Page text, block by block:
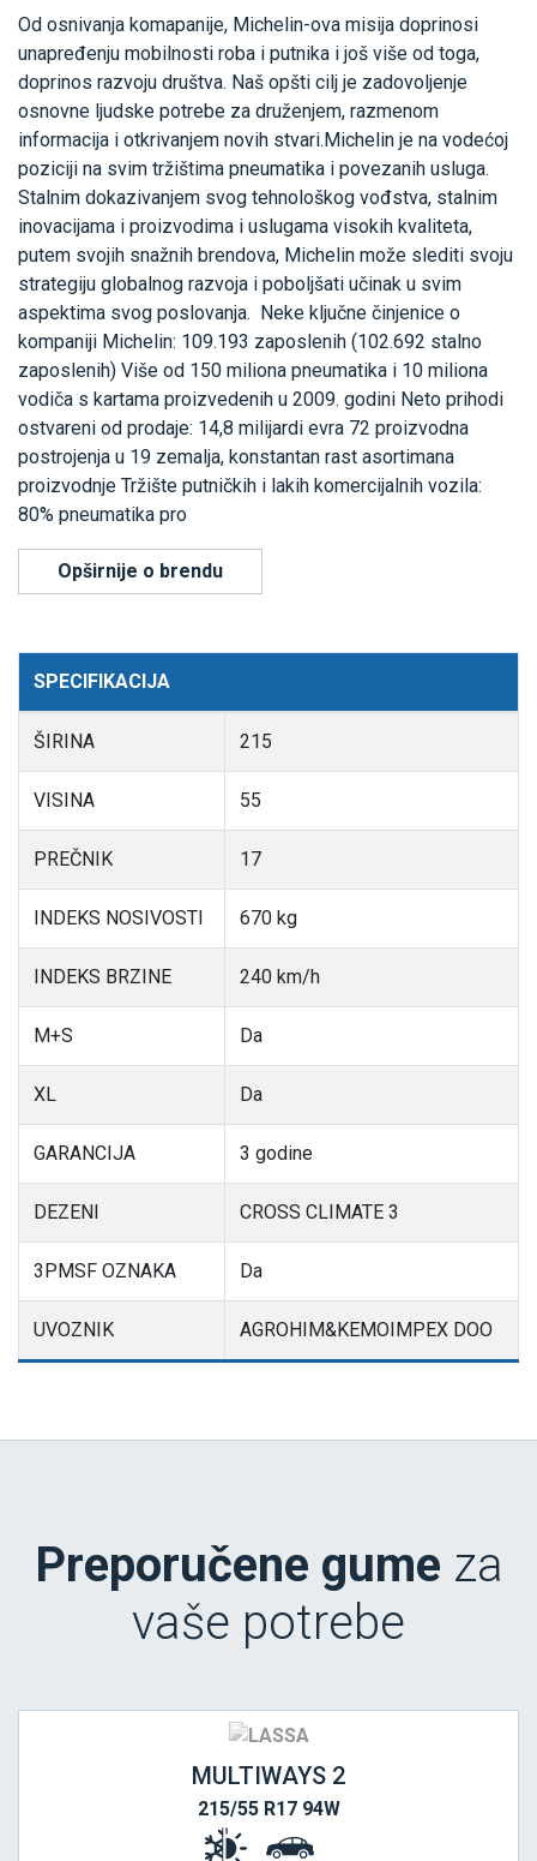
Od osnivanja komapanije, Michelin-ova misija doprinosi
unapređenju mobilnosti roba i putnika i još više od toga,
doprinos razvoju društva. Naš opšti cilj je zadovoljenje
osnovne ljudske potrebe za druženjem, razmenom
informacija i otkrivanjem novih stvari.Michelin je na vodećoj
poziciji na svim tržištima pneumatika i povezanih usluga.
Stalnim dokazivanjem svog tehnološkog vođstva, stalnim
inovacijama i proizvodima i uslugama visokih kvaliteta,
putem svojih snažnih brendova, Michelin može slediti svoju
strategiju globalnog razvoja i poboljšati učinak u svim
aspektima svog poslovanja. Neke ključne činjenice o
kompaniji Michelin: 109.193 zaposlenih (102.692 stalno
zaposlenih) Više od 150 miliona pneumatika i 10 miliona
vodiča s kartama proizvedenih u 2009. godini Neto prihodi
ostvareni od prodaje: 14,8 milijardi evra 72 proizvodna
postrojenja u 19 zemalja, konstantan rast asortimana
proizvodnje Tržište putničkih i lakih komercijalnih vozila:
80% pneumatika pro
Opširnije o brendu
SPECIFIKACIJA
ŠIRINA 215
VISINA 55
PREČNIK 17
INDEKS NOSIVOSTI 670 kg
INDEKS BRZINE 240 km/h
M+S Da
XL Da
GARANCIJA 3 godine
DEZENI CROSS CLIMATE 3
3PMSF OZNAKA Da
UVOZNIK AGROHIM&KEMOIMPEX DOO
Preporučene gume za
vaše potrebe
MULTIWAYS 2
215/55 R17 94W